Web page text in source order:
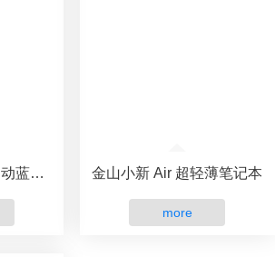
金山联想 X1无线运动蓝牙耳机 金山小新 Air 超轻薄笔记本
more